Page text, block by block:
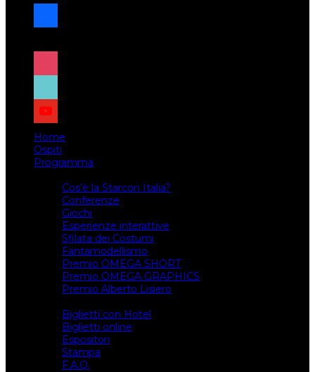
facebook
x
instagram
tiktok
youtube
Home
Ospiti
Programma
Cos’è la Starcon Italia?
Conferenze
Giochi
Esperienze interattive
Sfilata dei Costumi
Fantamodellismo
Premio OMEGA SHORT
Premio OMEGA GRAPHICS
Premio Alberto Lisiero
Biglietti con Hotel
Biglietti online
Espositori
Stampa
F.A.Q.